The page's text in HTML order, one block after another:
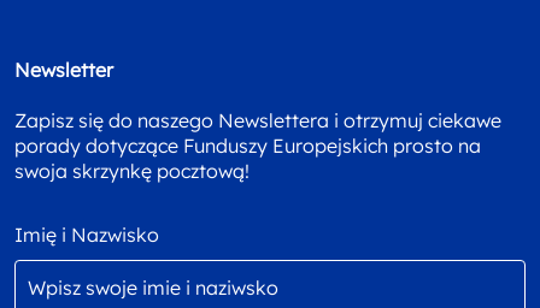
Newsletter
Zapisz się do naszego Newslettera i otrzymuj ciekawe
porady dotyczące Funduszy Europejskich prosto na
swoja skrzynkę pocztową!
Imię i Nazwisko